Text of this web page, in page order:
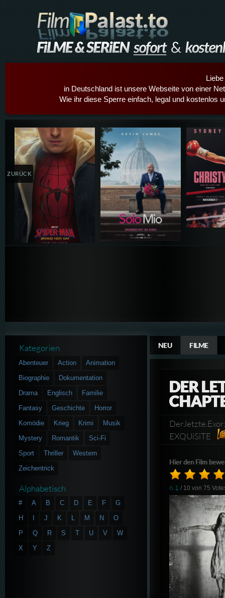
in Deutschland ist unsere Webseite von einer
Wie ihr diese Sperre einfach, legal und kostenlos
Details,Play Details,Play
ZURÜCK
NEU FILME
DER
EXQUiSiTE
Hier den Film
6.1 / 10 von75
Kategorien
Abenteuer Action
Animation
Biographie
Dokumentation
Drama
Englisch
Familie
Fantasy
Geschichte
Horror
Komödie
Krieg Krimi
Musik
Mystery
Romantik
Sci-Fi
Sport
Thriller
Western
Zeichentrick
Alphabetisch
# A B C D E F
G
H
J K L M N
O
P
Q R S T U V
W
X
Y Z